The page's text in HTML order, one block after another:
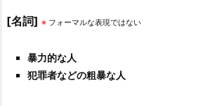
[名詞] ※ フォーマルな表現ではない
暴力的な人
犯罪者などの粗暴な人